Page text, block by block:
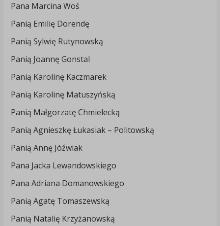
Pana Marcina Woś
Panią Emilię Dorendę
Panią Sylwię Rutynowską
Panią Joannę Gonstal
Panią Karolinę Kaczmarek
Panią Karolinę Matuszyńską
Panią Małgorzatę Chmielecką
Panią Agnieszkę Łukasiak – Politowską
Panią Annę Jóźwiak
Pana Jacka Lewandowskiego
Pana Adriana Domanowskiego
Panią Agatę Tomaszewską
Panią Natalię Krzyżanowską